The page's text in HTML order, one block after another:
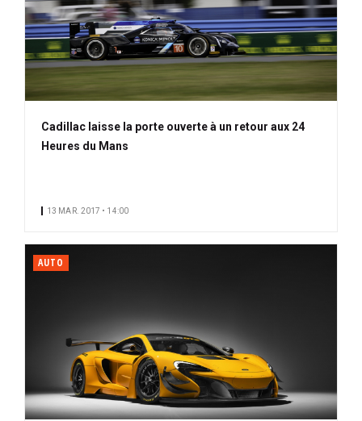
Cadillac laisse la porte ouverte à un retour aux 24
Heures du Mans
13 MAR. 2017 • 14:00
AUTO